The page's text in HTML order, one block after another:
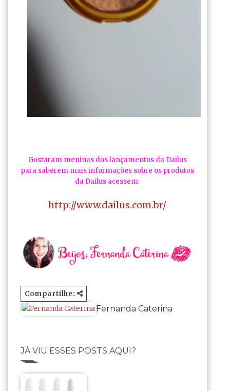
Gostaram meninas dos lançamentos da Dailus
para saberem mais informações sobre os produtos
da Dailus acessem:
http://www.dailus.com.br/
Compartilhe:
Fernanda Caterina
JÁ VIU ESSES POSTS AQUI?